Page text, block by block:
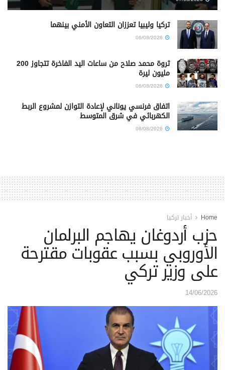
تركيا وليبيا تعززان التعاون الأمني بينهما
ثروة محمد صلاح من ساعات اليد الفاخرة تتجاوز 200
مليون ليرة
اتفاق فرنسي يوناني لإعادة التوازن لمشروع الربط
الكهربائي في شرق المتوسط
Home أخبار تركيا
حزب أردوغان يهاجم البرلمان
الأوروبي بسبب عقوبات مقترحة
على وزير تركي
14/06/2026